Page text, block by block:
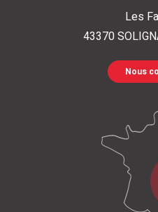
Les
43370
Nous